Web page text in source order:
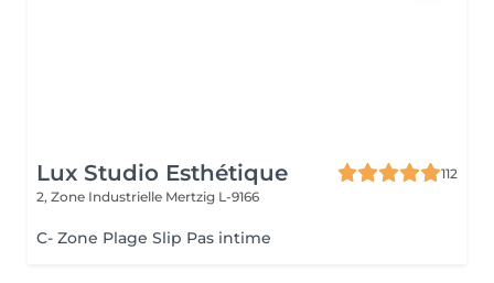
Lux Studio Esthétique
112
2, Zone Industrielle Mertzig L-9166
C- Zone Plage Slip Pas intime